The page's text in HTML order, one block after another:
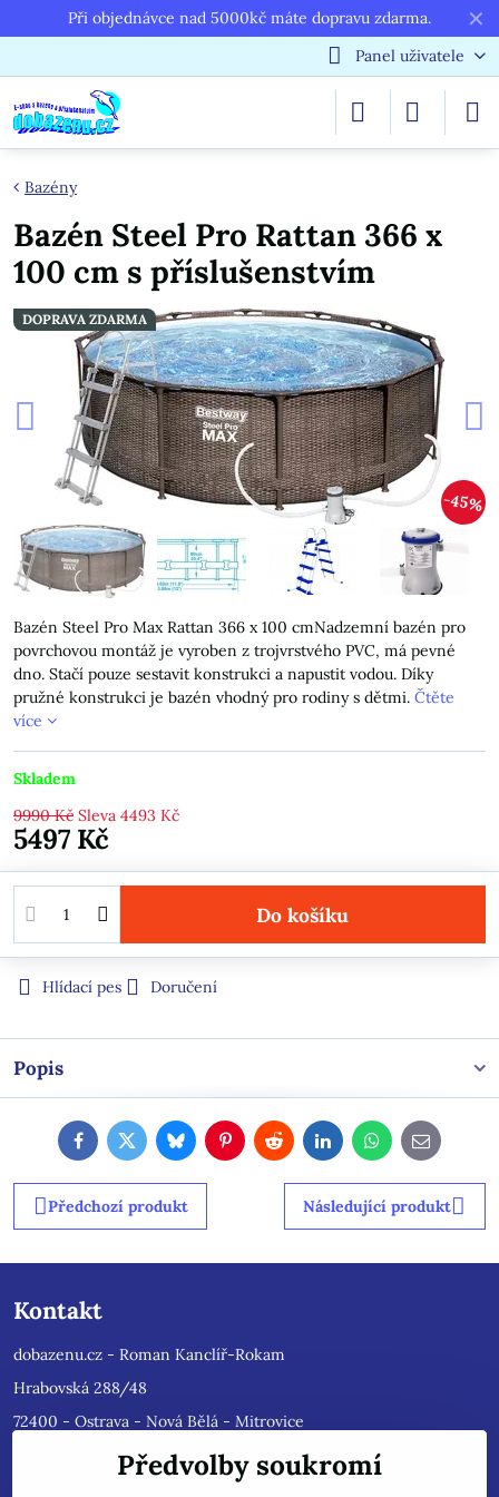
✕
Při objednávce nad 5000kč máte dopravu zdarma.
Panel uživatele
DOPRAVA ZDARMA
45%
Bazény
Bazén Steel Pro Rattan 366 x
100 cm s příslušenstvím
Bazén Steel Pro Max Rattan 366 x 100 cmNadzemní bazén pro
povrchovou montáž je vyroben z trojvrstvého PVC, má pevné
dno. Stačí pouze sestavit konstrukci a napustit vodou. Díky
pružné konstrukci je bazén vhodný pro rodiny s dětmi. Čtěte
více
Skladem
9990 Kč Sleva 4493 Kč
5497 Kč
Do košíku
Hlídací pes Doručení
Popis
FacebookTwitterBlueskyPinterestRedditLinkedInWhatsApp
E-
mail
Předchozí produkt Následující produkt
Kontakt
dobazenu.cz - Roman Kanclíř-Rokam
Hrabovská 288/48
72400 - Ostrava - Nová Bělá - Mitrovice
rokam@seznam.cz
(Prosíme nyní dotazy do mailu, ihned
Předvolby soukromí